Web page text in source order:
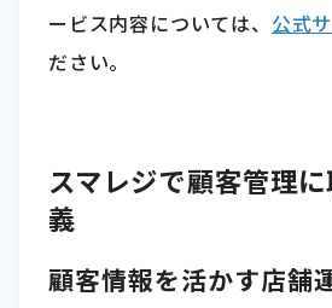
ービス内容については、 公式
ださい。
スマレジで顧客管理
義
顧客情報を活かす店舗